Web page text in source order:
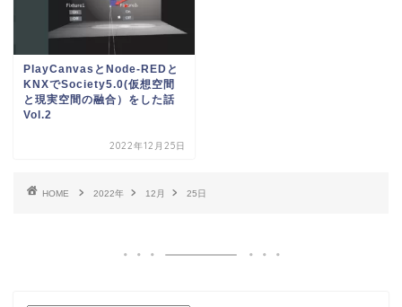
PlayCanvasとNode-REDと
KNXでSociety5.0(仮想空間
と現実空間の融合）をした話
Vol.2
2022年12月25日
HOME 2022年 12月 25日